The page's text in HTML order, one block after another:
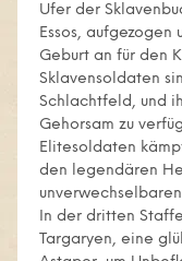
Ufer der
Essos,
Geburt an für den
Sklavensoldaten
Schlachtfeld, und
Gehorsam zu
Elitesoldaten
den legendären
In der dritten
Targaryen, eine